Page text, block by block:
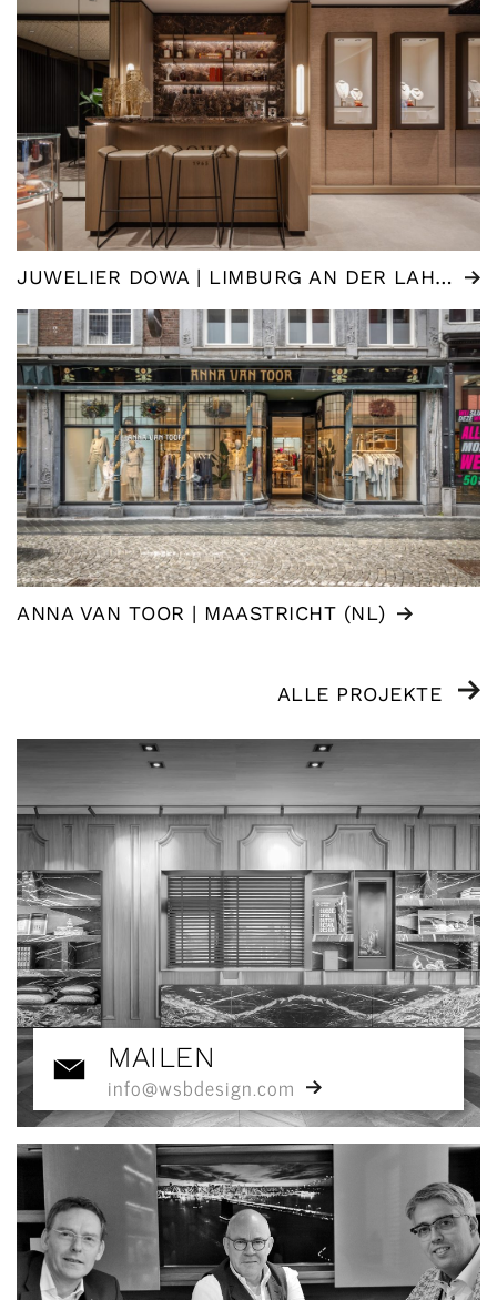
JUWELIER DOWA | LIMBURG AN DER LAHN (DE)
ANNA VAN TOOR | MAASTRICHT (NL)
ALLE PROJEKTE
MAILEN
info@wsbdesign.com